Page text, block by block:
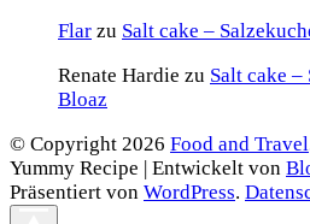
Flar zu Salt cake –
Renate Hardie zu Salt cake
Bloaz
© Copyright 2026 Food and Travel
Yummy Recipe | Entwickelt von
Präsentiert von WordPress.